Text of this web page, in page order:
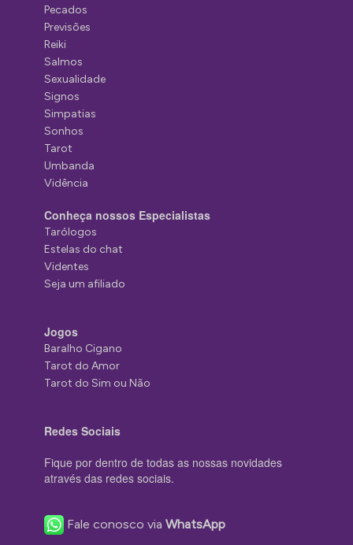
Pecados
Previsões
Reiki
Salmos
Sexualidade
Signos
Simpatias
Sonhos
Tarot
Umbanda
Vidência
Conheça nossos Especialistas
Tarólogos
Estelas do chat
Videntes
Seja um afiliado
Jogos
Baralho Cigano
Tarot do Amor
Tarot do Sim ou Não
Redes Sociais
Fique por dentro de todas as nossas novidades
através das redes sociais.
Fale conosco viaWhatsApp